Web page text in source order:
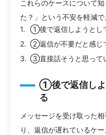
これらのケースについて
た？」という不安を軽減で
①後で返信しようとし
②返信が不要だと感じ
③直接話そうと思って
①後で返信しよ
る
メッセージを受け取った
り、返信が遅れているケ